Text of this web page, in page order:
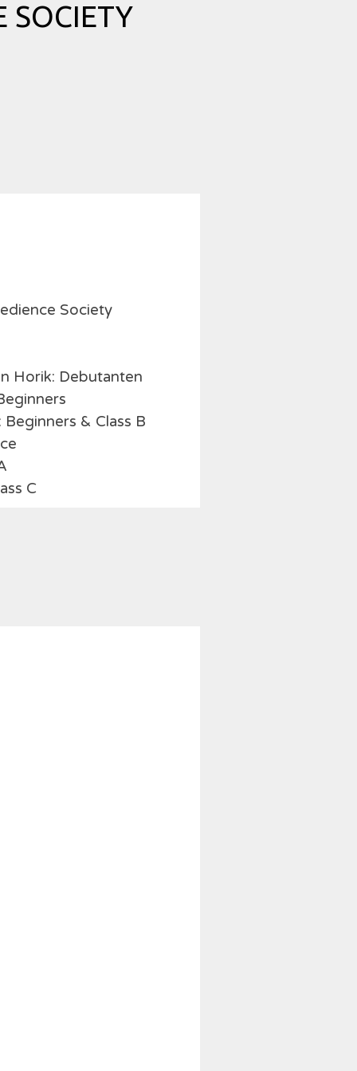
SOCIETY
Society
Horik: Debutanten
& Class B
C